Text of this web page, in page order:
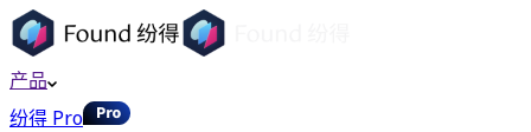
产品
纷得 Pro